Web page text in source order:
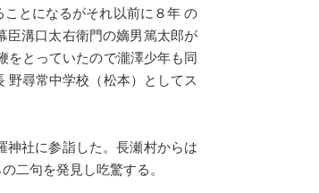
とになるがそれ以前に８年 の
臣溝口太右衛門の嫡男篤太郎が
をとっていたので瀧澤少年も同
野尋常中学校（松本）としてス
神社に参詣した。長瀬村からは
二句を発見し吃驚する。